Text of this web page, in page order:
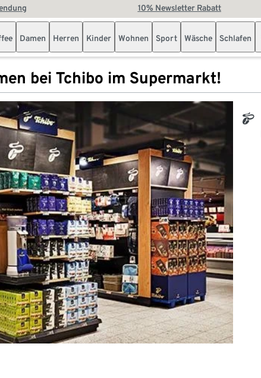
10% Newsletter Rabatt
Damen Herren Kinder Wohnen Sport Wäsche Schlafen
bei Tchibo im Supermarkt!
tchibo_logo